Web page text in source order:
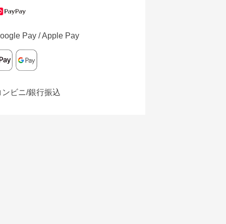
Pay / Apple Pay
ンビニ/銀行振込